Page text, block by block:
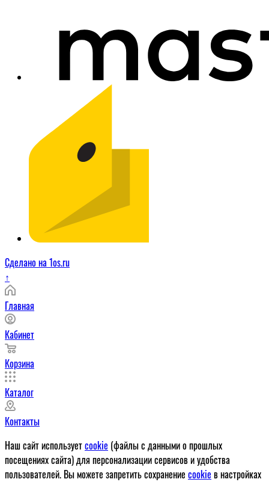
Сделано на 1os.ru
↑
Главная
Кабинет
Корзина
Каталог
Контакты
Наш сайт используетcookie (файлы с данными о прошлых
посещениях сайта) для персонализации сервисов и удобства
пользователей. Вы можете запретить сохранение cookie в настройках